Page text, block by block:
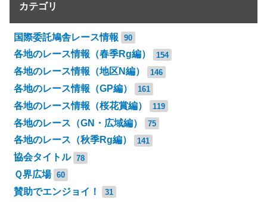
カテゴリ
国際委託鳩舎レース情報 90
各地のレース情報（春季Rg編） 154
各地のレース情報（地区N編） 146
各地のレース情報（GP編） 161
各地のレース情報（桜花賞編） 119
各地のレース（GN・広域編） 75
各地のレース（秋季Rg編） 141
協会タイトル 78
Ｑ界広場 60
賛助でエンジョイ！ 31